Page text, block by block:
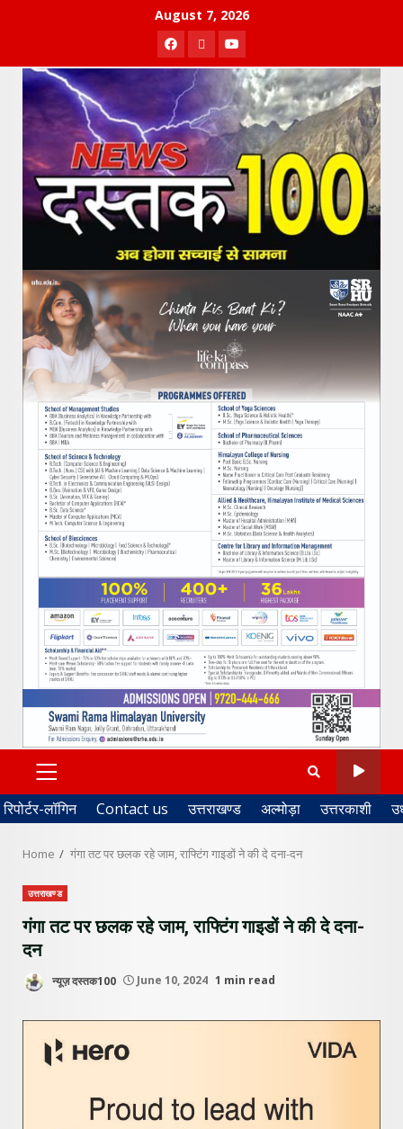
August 7, 2026
Facebook
TwitterYoutube
PRIMARY
MENU
रिपोर्टर-लॉगिन Contact us उत्तराखण्ड अल्मोड़ा उत्तरकाशी
Home गंगा तट पर छलक रहे जाम, राफ्टिंग गाइडों ने की दे दना-दन
उत्तराखण्ड
गंगा तट पर छलक रहे जाम, राफ्टिंग गाइडों ने की दे दना-
दन
न्यूज़ दस्तक100 June 10, 2024 1 min read